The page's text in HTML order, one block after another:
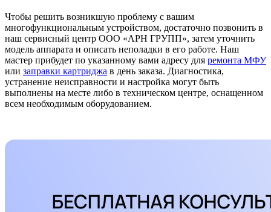
Чтобы решить возникшую проблему с вашим
многофункциональным устройством, достаточно позвонить в
наш сервисный центр ООО «АРН ГРУПП», затем уточнить
модель аппарата и описать неполадки в его работе. Наш
мастер прибудет по указанному вами адресу для ремонта МФУ
или заправки картриджа в день заказа. Диагностика,
устранение неисправности и настройка могут быть
выполнены на месте либо в техническом центре, оснащенном
всем необходимым оборудованием.